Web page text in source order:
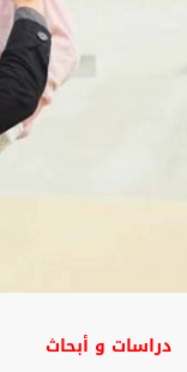
دراسات و أبحاث